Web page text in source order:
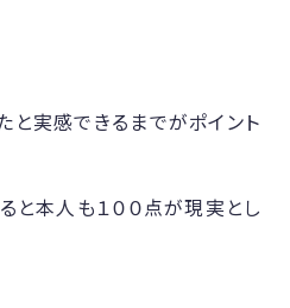
と実感できるまでがポイント
と本人も１００点が現実とし